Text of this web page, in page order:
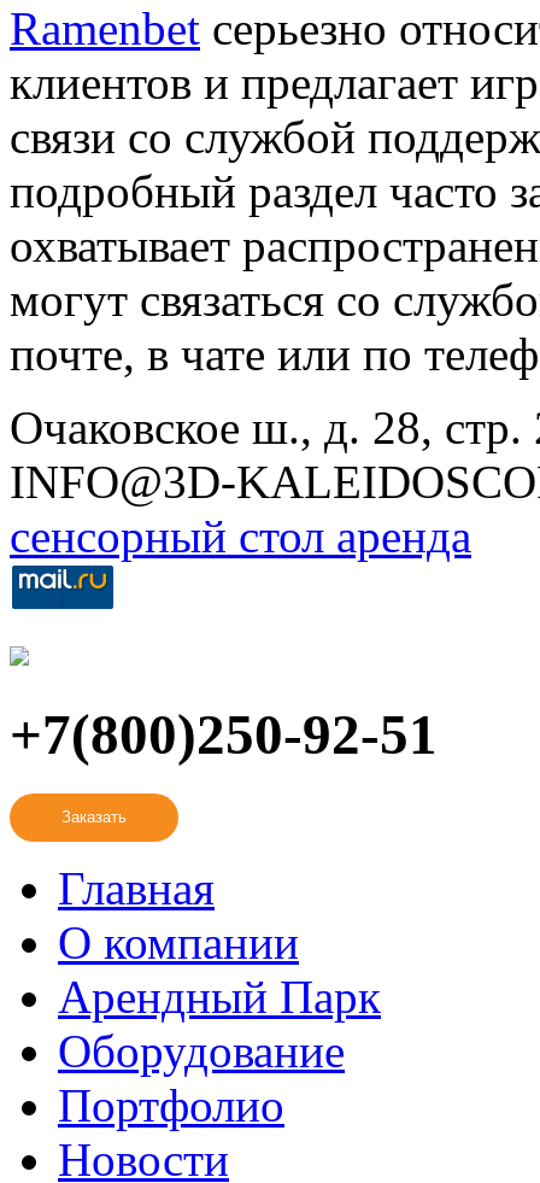
Ramenbet серьезно
клиентов и предлагает
связи со службой
подробный раздел часто
охватывает
могут связаться со
почте, в чате или по
Очаковское ш., д. 28, стр.
INFO@3D-
сенсорный стол аренда
+7(800)250-92-51
Заказать
Главная
О компании
Арендный Парк
Оборудование
Портфолио
Новости